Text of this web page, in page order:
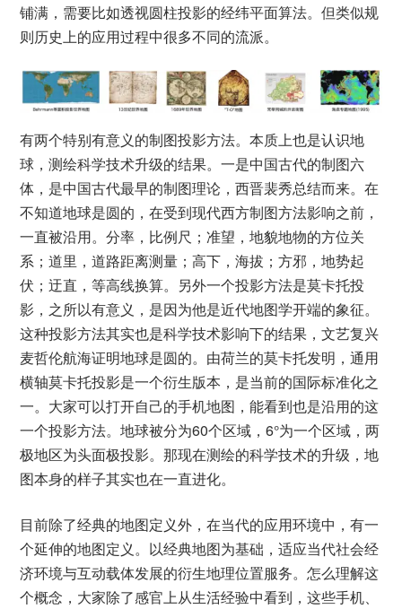
铺满，需要比如透视圆柱投影的经纬平面算法。但类似规
则历史上的应用过程中很多不同的流派。
有两个特别有意义的制图投影方法。本质上也是认识地
球，测绘科学技术升级的结果。一是中国古代的制图六
体，是中国古代最早的制图理论，西晋裴秀总结而来。在
不知道地球是圆的，在受到现代西方制图方法影响之前，
一直被沿用。分率，比例尺；准望，地貌地物的方位关
系；道里，道路距离测量；高下，海拔；方邪，地势起
伏；迂直，等高线换算。另外一个投影方法是莫卡托投
影，之所以有意义，是因为他是近代地图学开端的象征。
这种投影方法其实也是科学技术影响下的结果，文艺复兴
麦哲伦航海证明地球是圆的。由荷兰的莫卡托发明，通用
横轴莫卡托投影是一个衍生版本，是当前的国际标准化之
一。大家可以打开自己的手机地图，能看到也是沿用的这
一个投影方法。地球被分为60个区域，6°为一个区域，两
极地区为头面极投影。那现在测绘的科学技术的升级，地
图本身的样子其实也在一直进化。
目前除了经典的地图定义外，在当代的应用环境中，有一
个延伸的地图定义。以经典地图为基础，适应当代社会经
济环境与互动载体发展的衍生地理位置服务。怎么理解这
个概念，大家除了感官上从生活经验中看到，这些手机、